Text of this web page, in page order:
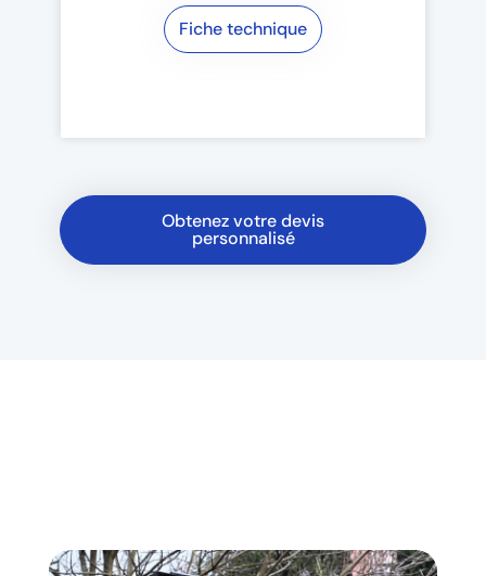
Fiche technique
Obtenez votre devis
personnalisé